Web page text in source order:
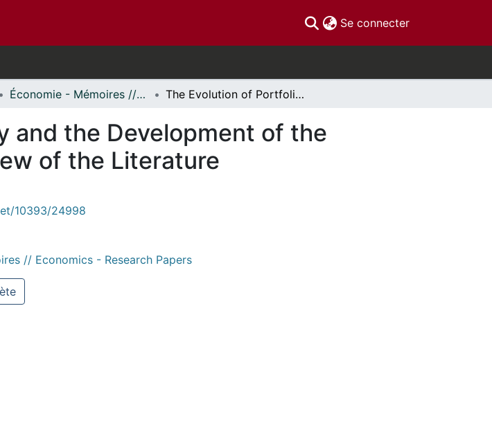
Se connecter(current)
Économie - Mémoires // Economics - Research Papers The Evolution of Portfolio Theory and the Development of the Arbitrage Pricing Theory: A Review of the Literature
and the Development of the
of the Literature
10393/24998
// Economics - Research Papers